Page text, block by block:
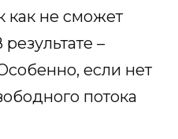
как не сможет
–
если нет
потока